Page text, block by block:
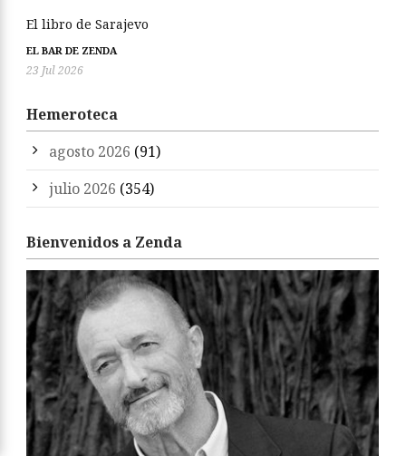
El libro de Sarajevo
EL BAR DE ZENDA
23 Jul 2026
Hemeroteca
agosto 2026 (91)
julio 2026 (354)
Bienvenidos a Zenda